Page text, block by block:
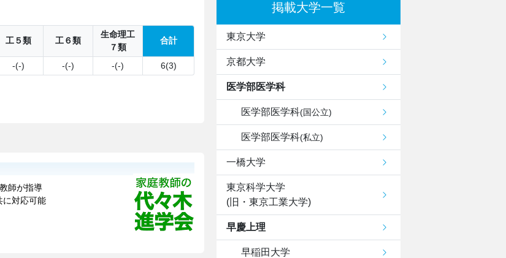
工５類 工６類
生命理工
７類
合計
-(-) -(-) -(-) 6(3)
掲載大学一覧
東京大学
京都大学
医学部医学科
医学部医学科(国公立)
医学部医学科(私立)
一橋大学
東京科学大学
(旧・東京工業大学)
早慶上理
早稲田大学